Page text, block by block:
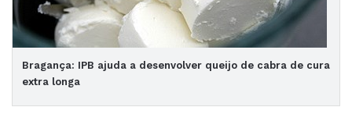
Bragança: IPB ajuda a desenvolver queijo de cabra de cura
extra longa